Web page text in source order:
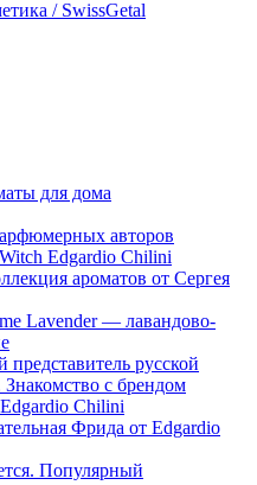
/ SwissGetal
для дома
авторов
Edgardio Chilini
ароматов от Сергея
Lavender — лавандово-
русской
с брендом
Chilini
Фрида от Edgardio
Популярный